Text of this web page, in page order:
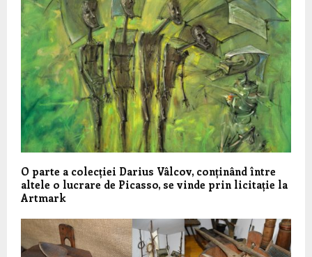
O parte a colecției Darius Vâlcov, conținând între
altele o lucrare de Picasso, se vinde prin licitație la
Artmark